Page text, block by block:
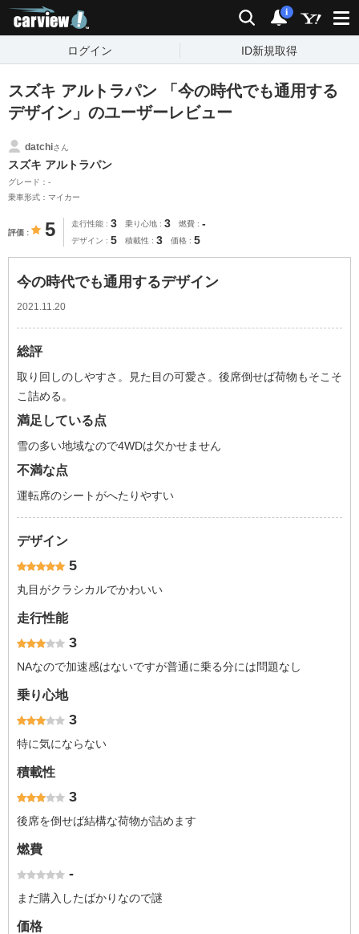
検索 通知
i
ログイン ID新規取得
スズキ アルトラパン 「今の時代でも通用する
デザイン」のユーザーレビュー
datchiさん
スズキ アルトラパン
グレード：-
乗車形式：マイカー
評価 5 走行性能 3 乗り心地 3 燃費 -
デザイン 5 積載性 3 価格 5
今の時代でも通用するデザイン
2021.11.20
総評
取り回しのしやすさ。見た目の可愛さ。後席倒せば荷物もそこそ
こ詰める。
満足している点
雪の多い地域なので4WDは欠かせません
不満な点
運転席のシートがへたりやすい
デザイン
5
丸目がクラシカルでかわいい
走行性能
3
NAなので加速感はないですが普通に乗る分には問題なし
乗り心地
3
特に気にならない
積載性
3
後席を倒せば結構な荷物が詰めます
燃費
-
まだ購入したばかりなので謎
価格